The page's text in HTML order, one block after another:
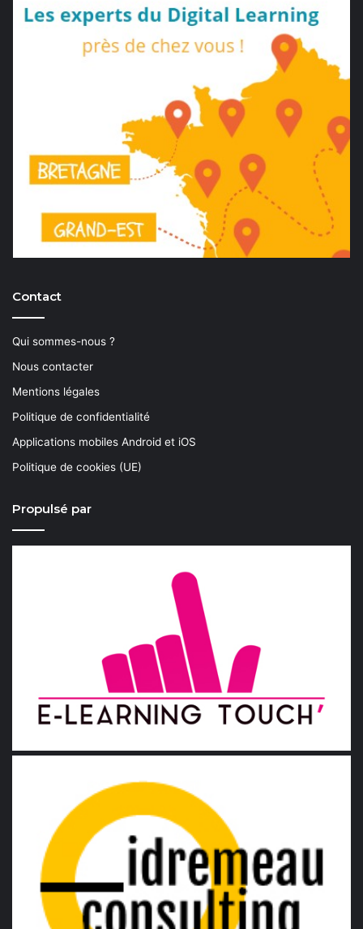
Contact
Qui sommes-nous ?
Nous contacter
Mentions légales
Politique de confidentialité
Applications mobiles Android et iOS
Politique de cookies (UE)
Propulsé par